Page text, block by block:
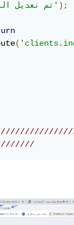
'تم نعديل العميل بنجاح');
(